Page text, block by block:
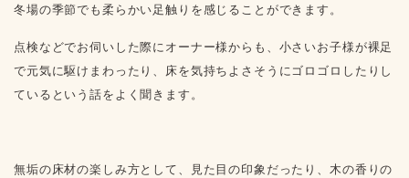
冬場の季節でも柔らかい足触りを感じることができます。
点検などでお伺いした際にオーナー様からも、小さいお子様が裸足
で元気に駆けまわったり、床を気持ちよさそうにゴロゴロしたりし
ているという話をよく聞きます。
無垢の床材の楽しみ方として、見た目の印象だったり、木の香りの